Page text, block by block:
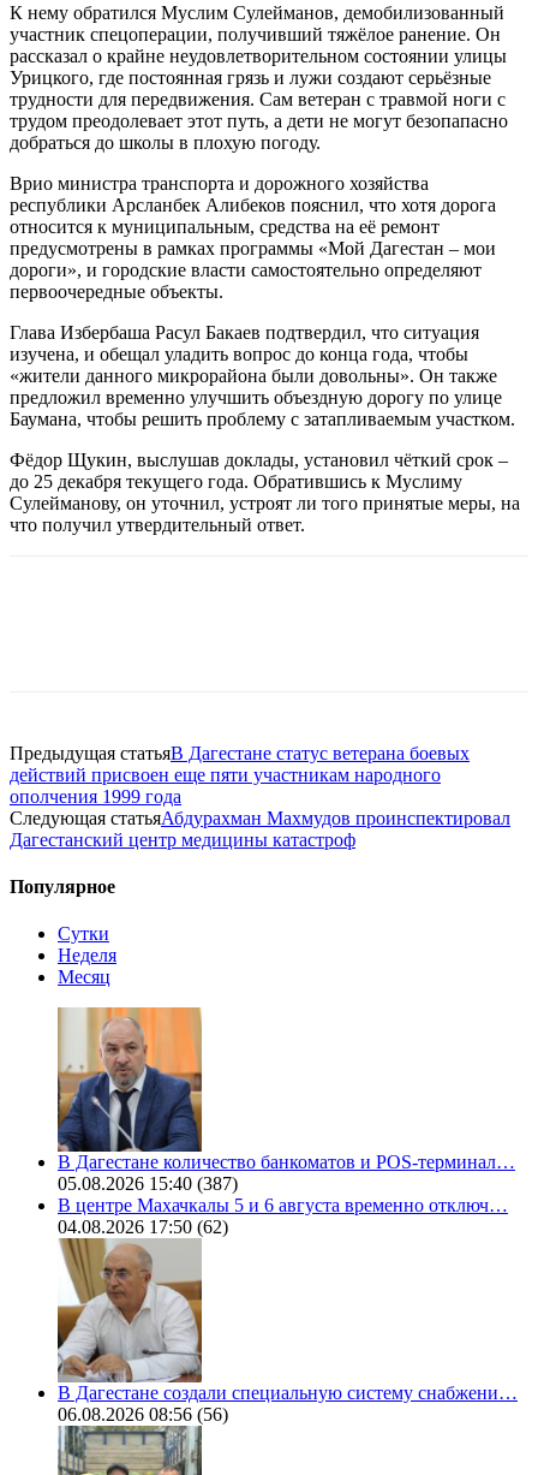
К нему обратился Муслим Сулейманов, демобилизованный
участник спецоперации, получивший тяжёлое ранение. Он
рассказал о крайне неудовлетворительном состоянии улицы
Урицкого, где постоянная грязь и лужи создают серьёзные
трудности для передвижения. Сам ветеран с травмой ноги с
трудом преодолевает этот путь, а дети не могут безопапасно
добраться до школы в плохую погоду.
Врио министра транспорта и дорожного хозяйства
республики Арсланбек Алибеков пояснил, что хотя дорога
относится к муниципальным, средства на её ремонт
предусмотрены в рамках программы «Мой Дагестан – мои
дороги», и городские власти самостоятельно определяют
первоочередные объекты.
Глава Избербаша Расул Бакаев подтвердил, что ситуация
изучена, и обещал уладить вопрос до конца года, чтобы
«жители данного микрорайона были довольны». Он также
предложил временно улучшить объездную дорогу по улице
Баумана, чтобы решить проблему с затапливаемым участком.
Фёдор Щукин, выслушав доклады, установил чёткий срок –
до 25 декабря текущего года. Обратившись к Муслиму
Сулейманову, он уточнил, устроят ли того принятые меры, на
что получил утвердительный ответ.
Предыдущая статьяВ Дагестане статус ветерана боевых
действий присвоен еще пяти участникам народного
ополчения 1999 года
Следующая статьяАбдурахман Махмудов проинспектировал
Дагестанский центр медицины катастроф
Популярное
Сутки
Неделя
Месяц
В Дагестане количество банкоматов и POS-терминал…
05.08.2026 15:40 (387)
В центре Махачкалы 5 и 6 августа временно отключ…
04.08.2026 17:50 (62)
В Дагестане создали специальную систему снабжени…
06.08.2026 08:56 (56)